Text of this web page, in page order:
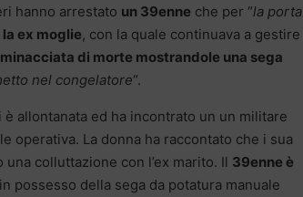
hanno arrestato un 39enne che per “la porta
ex moglie, con la quale continuava a gestire
minacciata di morte mostrandole una sega
nel congelatore“.
è allontanata ed ha incontrato un un militare
operativa. La donna ha raccontato che i sua
colluttazione con l’ex marito. Il 39enne è
possesso della sega da potatura manuale